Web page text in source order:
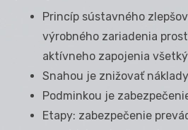
Princíp sústavného
výrobného zariadenia
aktívneho zapojenia
Snahou je znižovať
Podminkou je
Etapy: zabezpečenie